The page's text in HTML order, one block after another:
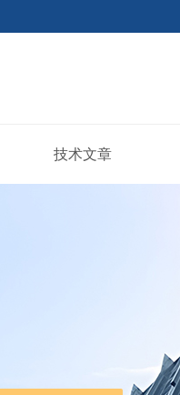
技术文章